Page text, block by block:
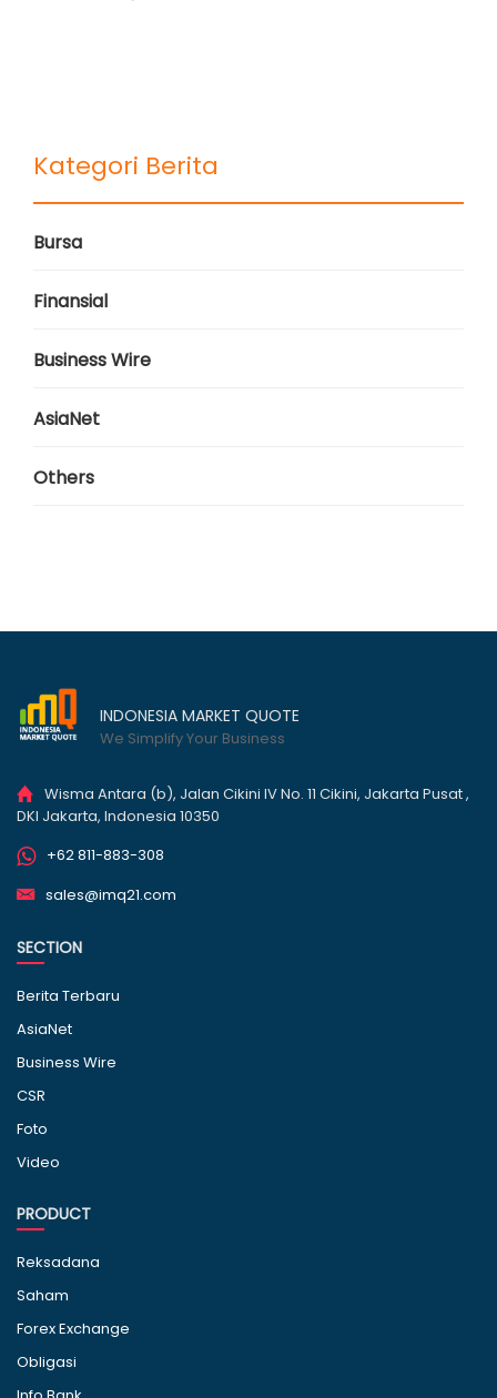
Kategori Berita
Bursa
Finansial
Business Wire
AsiaNet
Others
INDONESIA MARKET QUOTE
We Simplify Your Business
Wisma Antara (b), Jalan Cikini IV No. 11 Cikini, Jakarta Pusat ,
DKI Jakarta, Indonesia 10350
+62 811-883-308
sales@imq21.com
SECTION
Berita Terbaru
AsiaNet
Business Wire
CSR
Foto
Video
PRODUCT
Reksadana
Saham
Forex Exchange
Obligasi